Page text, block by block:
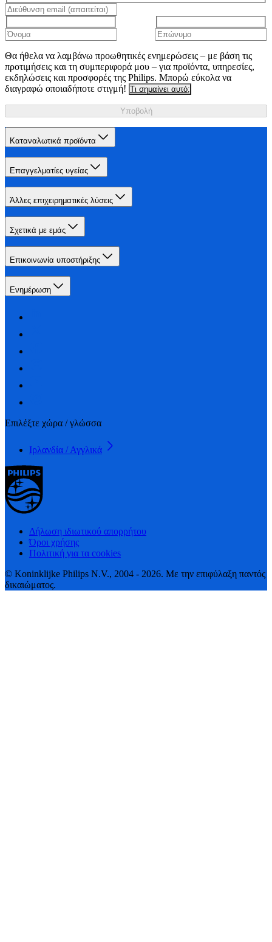
Θα ήθελα να λαμβάνω προωθητικές ενημερώσεις – με βάση τις
προτιμήσεις και τη συμπεριφορά μου – για προϊόντα, υπηρεσίες,
εκδηλώσεις και προσφορές της Philips. Μπορώ εύκολα να
διαγραφώ οποιαδήποτε στιγμή! Τι σημαίνει αυτό;
Υποβολή
Καταναλωτικά προϊόντα
Επαγγελματίες υγείας
Άλλες επιχειρηματικές λύσεις
Σχετικά με εμάς
Επικοινωνία υποστήριξης
Ενημέρωση
Επιλέξτε χώρα / γλώσσα
Ιρλανδία / Αγγλικά
Δήλωση ιδιωτικού απορρήτου
Όροι χρήσης
Πολιτική για τα cookies
© Koninklijke Philips N.V., 2004 - 2026. Με την επιφύλαξη παντός
δικαιώματος.